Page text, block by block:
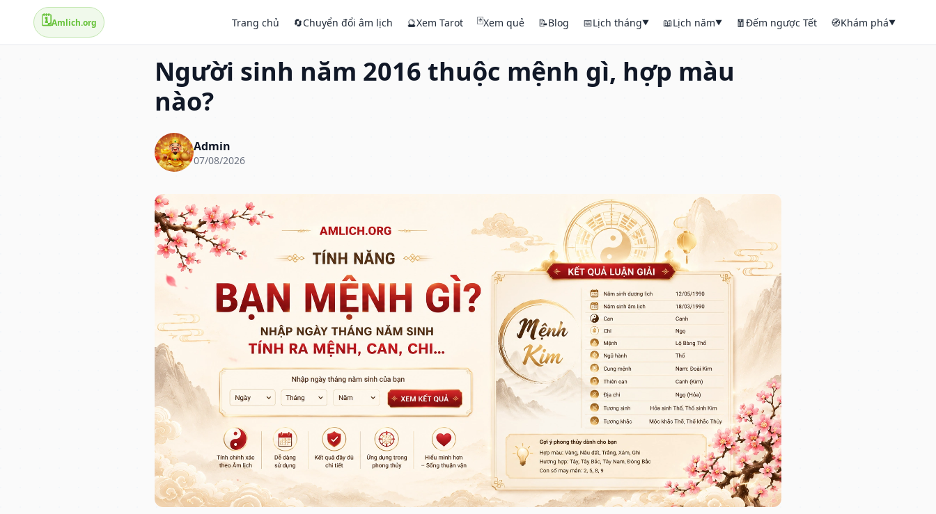
🗓️Amlich.org Trang chủ 🔄Chuyển đổi âm lịch 🔮Xem Tarot 🃏Xem quẻ 📝Blog 📅Lịch tháng▼ 📖Lịch năm▼ 🧧Đếm ngược Tết 🧭Khám phá▼
Người sinh năm 2016 thuộc mệnh gì, hợp màu
nào?
Admin
07/08/2026